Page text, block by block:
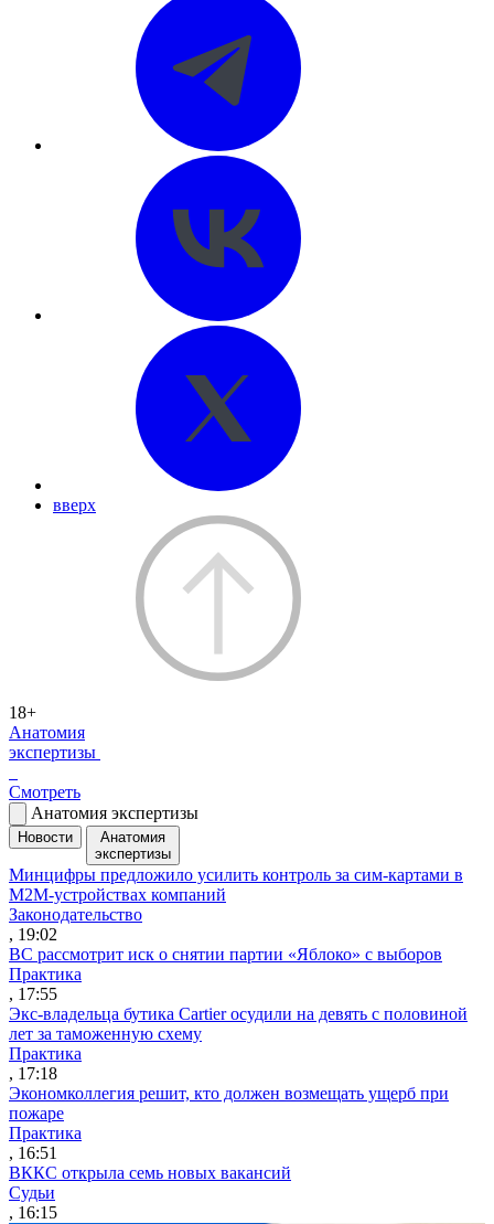
вверх
18+
Анатомия
экспертизы
Смотреть
Анатомия экспертизы
Новости
Анатомия
экспертизы
Минцифры предложило усилить контроль за сим-картами в
M2M-устройствах компаний
Законодательство
, 19:02
ВС рассмотрит иск о снятии партии «Яблоко» с выборов
Практика
, 17:55
Экс-владельца бутика Cartier осудили на девять с половиной
лет за таможенную схему
Практика
, 17:18
Экономколлегия решит, кто должен возмещать ущерб при
пожаре
Практика
, 16:51
ВККС открыла семь новых вакансий
Судьи
, 16:15